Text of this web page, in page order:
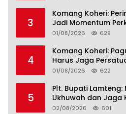
3
Komang Koheri:
Jadi Momentum
Lampung Tengah
01/08/2026 629
4
Komang Koheri:
Harus Jaga
Lampung Tengah
01/08/2026 622
5
Plt. Bupati
Ukhuwah dan Jaga
02/08/2026 601